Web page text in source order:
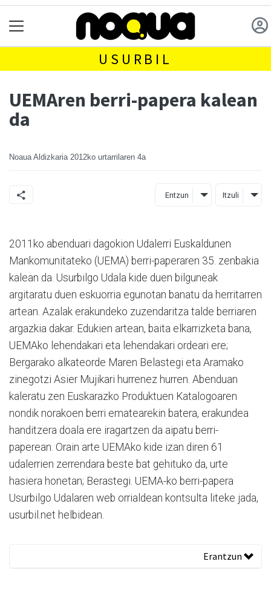
USURBIL
UEMAren berri-papera kalean
da
Noaua Aldizkaria 2012ko urtarrilaren 4a
Entzun Itzuli
2011ko abenduari dagokion Udalerri Euskaldunen
Mankomunitateko (UEMA) berri-paperaren 35. zenbakia
kalean da. Usurbilgo Udala kide duen bilguneak
argitaratu duen eskuorria egunotan banatu da herritarren
artean. Azalak erakundeko zuzendaritza talde berriaren
argazkia dakar. Edukien artean, baita elkarrizketa bana,
UEMAko lehendakari eta lehendakari ordeari ere;
Bergarako alkateorde Maren Belastegi eta Aramako
zinegotzi Asier Mujikari hurrenez hurren. Abenduan
kaleratu zen Euskarazko Produktuen Katalogoaren
nondik norakoen berri ematearekin batera, erakundea
handitzera doala ere iragartzen da aipatu berri-
paperean. Orain arte UEMAko kide izan diren 61
udalerrien zerrendara beste bat gehituko da, urte
hasiera honetan; Berastegi. UEMA-ko berri-papera
Usurbilgo Udalaren web orrialdean kontsulta liteke jada,
usurbil.net helbidean.
Erantzun